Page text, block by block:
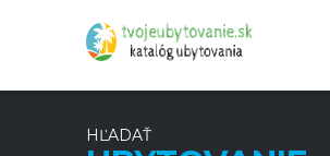
HĽADAŤ